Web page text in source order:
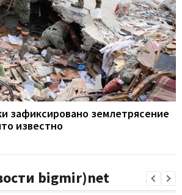
зафиксировано землетрясение
известно
bigmir)net